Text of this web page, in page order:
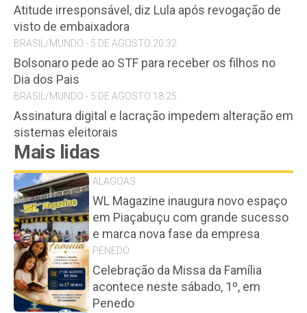
Atitude irresponsável, diz Lula após revogação de
visto de embaixadora
BRASIL/MUNDO - 5 DE AGOSTO 20:32
Bolsonaro pede ao STF para receber os filhos no
Dia dos Pais
BRASIL/MUNDO - 5 DE AGOSTO 18:25
Assinatura digital e lacração impedem alteração em
sistemas eleitorais
Mais lidas
ALAGOAS
WL Magazine inaugura novo espaço
em Piaçabuçu com grande sucesso
e marca nova fase da empresa
PENEDO
Celebração da Missa da Família
acontece neste sábado, 1º, em
Penedo